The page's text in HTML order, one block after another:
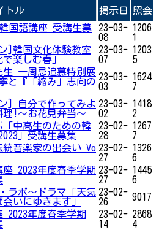
トル 掲示日 照会
韓国語講座 受講生募
23-03-
08
1206
1
]韓国文化体験教室
で楽しむ春」
23-03-
07
1203
5
生 一周忌追慕特別展
と『「縮み」志向の 23-03-
03
1624
7
] 自分で作ってみよ
理!〜お花見弁当〜
23-03-
02
1418
2
「中高生のための韓
」受講生募集
23-02-
28
1267
7
統音楽家の出会い Vo 23-02-
27
1326
6
座 2023年度春季学期 23-02-
27
1445
6
ラボ～ドラマ「天気
いにゆきます」
23-02-
26
9017
2023年度春季学期
23-02-
14
2868
4